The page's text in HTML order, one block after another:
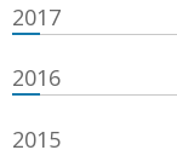
2017
2016
2015